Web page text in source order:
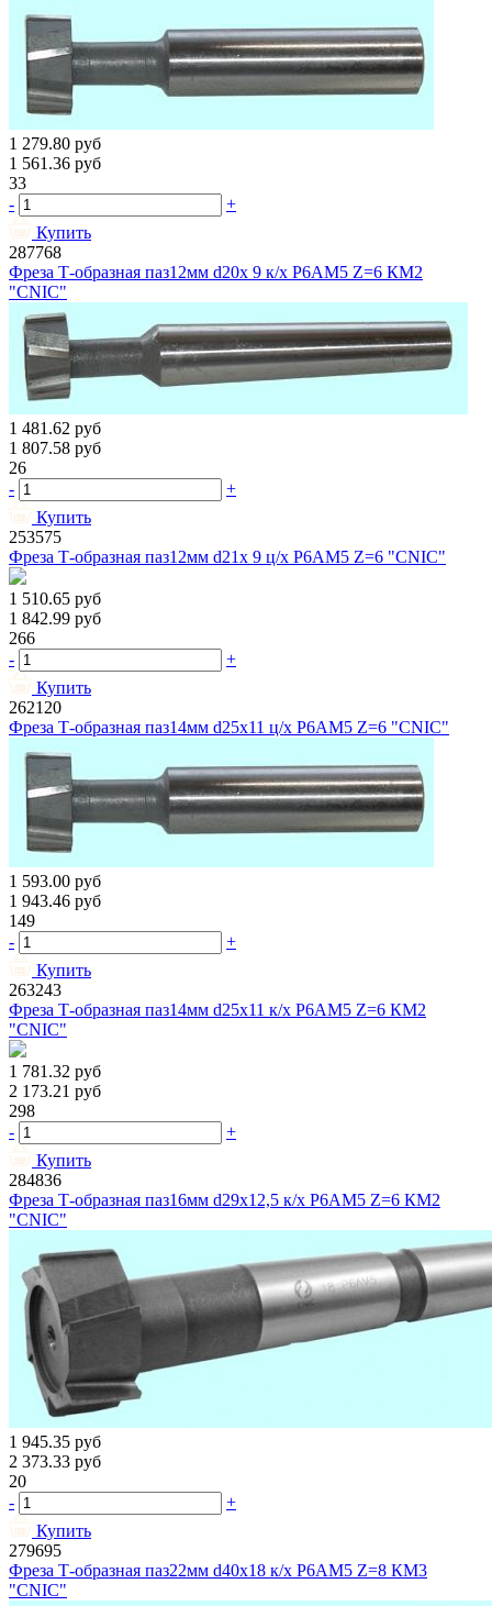
1 279.80 руб
1 561.36 руб
33
-
+
Купить
287768
Фреза Т-образная паз12мм d20х 9 к/х Р6АМ5 Z=6 КМ2
"CNIC"
1 481.62 руб
1 807.58 руб
26
-
+
Купить
253575
Фреза Т-образная паз12мм d21х 9 ц/х Р6АМ5 Z=6 "CNIC"
1 510.65 руб
1 842.99 руб
266
-
+
Купить
262120
Фреза Т-образная паз14мм d25х11 ц/х Р6АМ5 Z=6 "CNIC"
1 593.00 руб
1 943.46 руб
149
-
+
Купить
263243
Фреза Т-образная паз14мм d25х11 к/х Р6АМ5 Z=6 КМ2
"CNIC"
1 781.32 руб
2 173.21 руб
298
-
+
Купить
284836
Фреза Т-образная паз16мм d29х12,5 к/х Р6АМ5 Z=6 КМ2
"CNIC"
1 945.35 руб
2 373.33 руб
20
-
+
Купить
279695
Фреза Т-образная паз22мм d40х18 к/х Р6АМ5 Z=8 КМ3
"CNIC"